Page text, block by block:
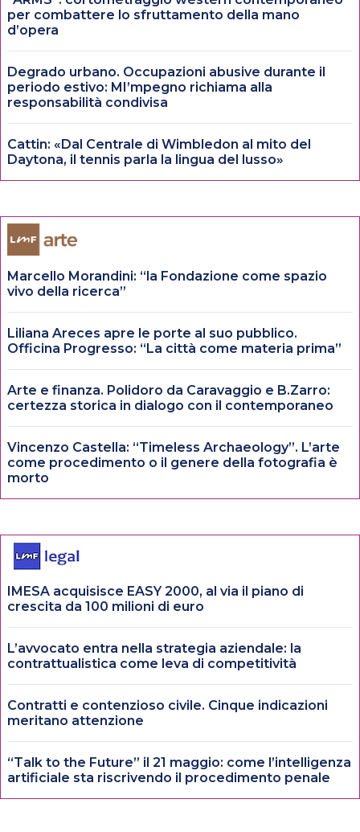
per combattere lo sfruttamento della mano
d’opera
Degrado urbano. Occupazioni abusive durante il
periodo estivo: MI’mpegno richiama alla
responsabilità condivisa
Cattin: «Dal Centrale di Wimbledon al mito del
Daytona, il tennis parla la lingua del lusso»
Marcello Morandini: “la Fondazione come spazio
vivo della ricerca”
Liliana Areces apre le porte al suo pubblico.
Officina Progresso: “La città come materia prima”
Arte e finanza. Polidoro da Caravaggio e B.Zarro:
certezza storica in dialogo con il contemporaneo
Vincenzo Castella: “Timeless Archaeology”. L’arte
come procedimento o il genere della fotografia è
morto
IMESA acquisisce EASY 2000, al via il piano di
crescita da 100 milioni di euro
L’avvocato entra nella strategia aziendale: la
contrattualistica come leva di competitività
Contratti e contenzioso civile. Cinque indicazioni
meritano attenzione
“Talk to the Future” il 21 maggio: come l’intelligenza
artificiale sta riscrivendo il procedimento penale